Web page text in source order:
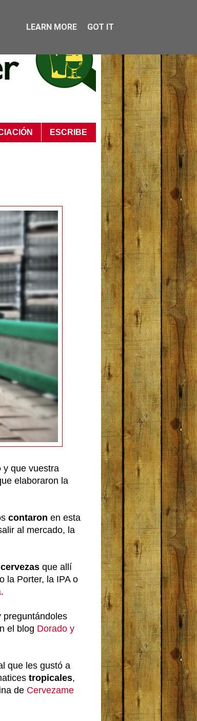
ESCRIBE
y que vuestra
elaboraron la
contaron en esta
al mercado, la
que allí
la Porter, la IPA o
.
preguntándoles
el blog Dorado y
que les gustó a
tropicales,
de Cervezame
LEARN MORE GOT IT